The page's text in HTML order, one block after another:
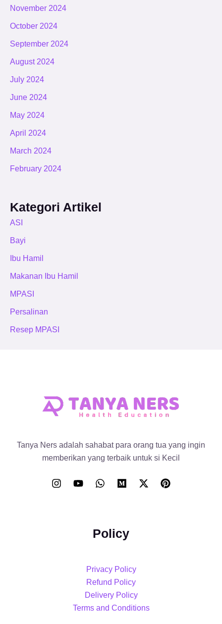
November 2024
October 2024
September 2024
August 2024
July 2024
June 2024
May 2024
April 2024
March 2024
February 2024
Kategori Artikel
ASI
Bayi
Ibu Hamil
Makanan Ibu Hamil
MPASI
Persalinan
Resep MPASI
Tanya Ners adalah sahabat para orang tua yang ingin
memberikan yang terbaik untuk si Kecil
Policy
Privacy Policy
Refund Policy
Delivery Policy
Terms and Conditions